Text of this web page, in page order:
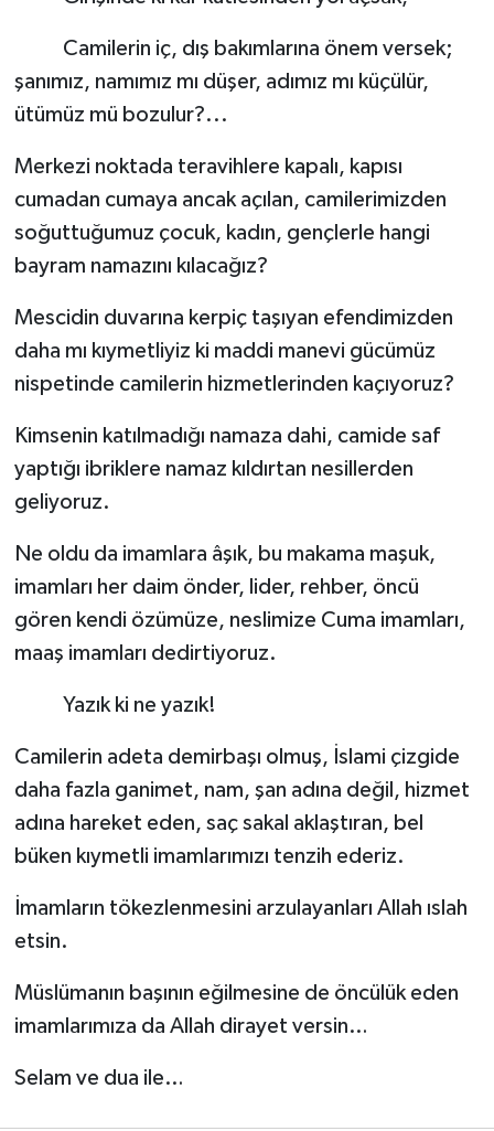
Camilerin iç, dış bakımlarına önem versek;
şanımız, namımız mı düşer, adımız mı küçülür,
ütümüz mü bozulur?...
Merkezi noktada teravihlere kapalı, kapısı
cumadan cumaya ancak açılan, camilerimizden
soğuttuğumuz çocuk, kadın, gençlerle hangi
bayram namazını kılacağız?
Mescidin duvarına kerpiç taşıyan efendimizden
daha mı kıymetliyiz ki maddi manevi gücümüz
nispetinde camilerin hizmetlerinden kaçıyoruz?
Kimsenin katılmadığı namaza dahi, camide saf
yaptığı ibriklere namaz kıldırtan nesillerden
geliyoruz.
Ne oldu da imamlara âşık, bu makama maşuk,
imamları her daim önder, lider, rehber, öncü
gören kendi özümüze, neslimize Cuma imamları,
maaş imamları dedirtiyoruz.
Yazık ki ne yazık!
Camilerin adeta demirbaşı olmuş, İslami çizgide
daha fazla ganimet, nam, şan adına değil, hizmet
adına hareket eden, saç sakal aklaştıran, bel
büken kıymetli imamlarımızı tenzih ederiz.
İmamların tökezlenmesini arzulayanları Allah ıslah
etsin.
Müslümanın başının eğilmesine de öncülük eden
imamlarımıza da Allah dirayet versin…
Selam ve dua ile…